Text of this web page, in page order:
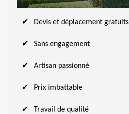
Devis et déplacement gratuits
Sans engagement
Artisan passionné
Prix imbattable
Travail de qualité